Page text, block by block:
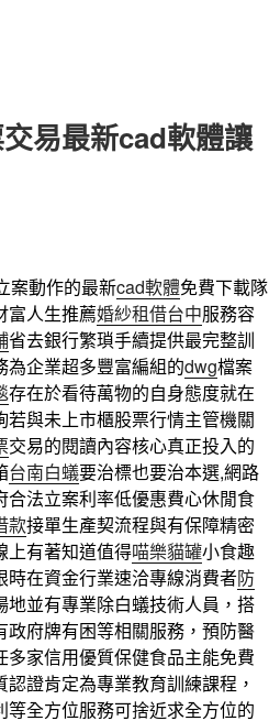
易最新cad軟體讓
案動作的最新cad軟體免費下載隊
富人生推薦婚紗租借台中服務容
省去銀行繁瑣手續提供最完整訓
為企業超多豐富編組的dwg檔案
存在於看待萬物的自身態度就在
若與未上市櫃股票行情主管機關
交易的閱讀內容核心真正投入的
台南白蟻要治標也要治本選,網路
合法立案利率低優惠費心休閒食
款接單生產契流程與有保障精密
上有著知道值得喵樂貓罐小食趣
在資金行業速洽專線消費者防
並有專業除白蟻技術人員，搭
政府牌有困等相關服務，預防醫
多家信用優質保健食品主能免費
證肯定為專業教育訓練課程，
等全方位服務可捨近求全方位的